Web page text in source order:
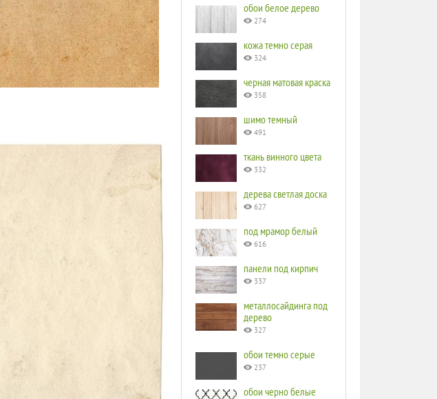
обои белое дерево
274
кожа темно серая
324
черная матовая краска
358
шимо темный
491
ткань винного цвета
332
дерева светлая доска
627
под мрамор белый
616
панели под кирпич
337
металлосайдинга под
дерево
327
обои темно серые
237
обои черно белые